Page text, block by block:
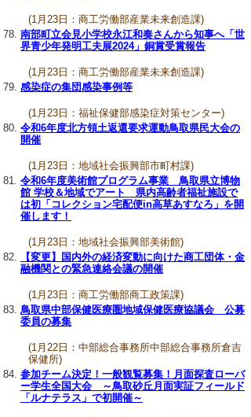
(1月23日：商工労働部産業未来創造課)
南部町立会見小学校永江和奏さんから知事へ「世
界青少年発明工夫展2024」銅賞受賞報告
(1月23日：商工労働部産業未来創造課)
感染症の集団感染事例等
(1月23日：福祉保健部感染症対策センター)
令和6年度北方領土返還要求運動鳥取県民大会の
開催
(1月23日：地域社会振興部市町村課)
令和6年度美術館プログラム事業 鳥取県立博物
館 学校＆地域でアート 県内高齢者福祉施設で
は初「コレクション宅配便in高草あすなろ」を開
催します！
(1月23日：地域社会振興部美術館)
【変更】国内外の経済変動に向けた商工団体・金
融機関との緊急連絡会議の開催
(1月23日：商工労働部商工政策課)
鳥取県中部保健医療圏地域保健医療協議会 公募
委員の募集
(1月22日：中部総合事務所中部総合事務所倉吉
保健所)
参加チーム決定！一般観覧募集！月面探査ローバ
ー学生全国大会 ～鳥取砂丘月面実証フィールド
「ルナテラス」で初開催～